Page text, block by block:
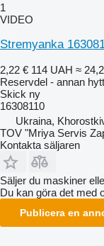
1
VIDEO
Stremyanka
2,22 € 114 UAH ≈
Reservdel - annan
Skick ny
16308110
Ukraina,
TOV "Mriya Servis
Kontakta säljaren
Säljer du maskiner
Du kan göra det med
Publicera en